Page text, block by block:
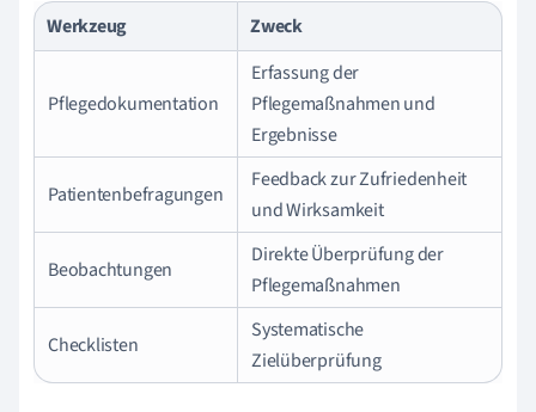
Werkzeug
Zweck
Pflegedokumentation
Erfassung der
Pflegemaßnahmen und
Ergebnisse
Patientenbefragungen
Feedback zur Zufriedenheit
und Wirksamkeit
Beobachtungen
Direkte Überprüfung der
Pflegemaßnahmen
Checklisten
Systematische
Zielüberprüfung